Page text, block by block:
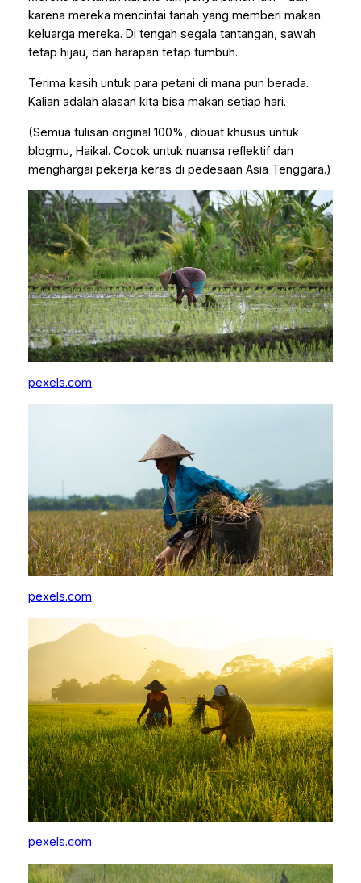
karena mereka mencintai tanah yang memberi makan
keluarga mereka. Di tengah segala tantangan, sawah
tetap hijau, dan harapan tetap tumbuh.
Terima kasih untuk para petani di mana pun berada.
Kalian adalah alasan kita bisa makan setiap hari.
(Semua tulisan original 100%, dibuat khusus untuk
blogmu, Haikal. Cocok untuk nuansa reflektif dan
menghargai pekerja keras di pedesaan Asia Tenggara.)
pexels.com
pexels.com
pexels.com